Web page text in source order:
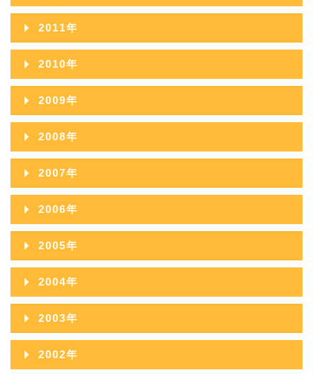
2014年10月
2014年09月
2014年08月
2014年07月
2014年06月
2014年05月
2014年03月
2014年02月
2014年01月
2013年11月
2013年10月
2013年09月
2013年08月
2013年07月
2013年06月
2013年05月
2013年03月
2013年02月
2013年01月
2012年12月
2012年11月
2012年10月
2012年09月
2012年08月
2012年07月
2012年06月
2012年05月
2012年03月
2012年02月
2012年01月
2011年
2011年12月
2011年11月
2011年10月
2011年09月
2011年08月
2011年07月
2011年06月
2011年05月
2011年03月
2011年02月
2010年
2010年12月
2010年11月
2010年10月
2010年09月
2010年08月
2010年07月
2010年06月
2010年05月
2010年03月
2009年
2009年12月
2009年11月
2009年10月
2009年09月
2009年08月
2009年07月
2009年06月
2009年05月
2008年
2008年12月
2008年11月
2008年10月
2008年09月
2008年08月
2008年07月
2008年06月
2008年05月
2007年
2007年12月
2007年11月
2007年10月
2007年09月
2007年08月
2007年07月
2006年
2006年12月
2006年11月
2006年10月
2006年09月
2006年08月
2005年
2005年12月
2005年11月
2005年10月
2005年09月
2004年
2004年12月
2004年11月
2004年10月
2003年
2003年12月
2002年